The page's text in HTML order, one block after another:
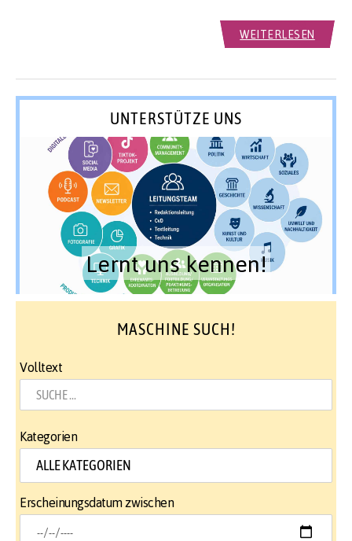
WEITERLESEN
UNTERSTÜTZE UNS
Lernt uns kennen!
MASCHINE SUCH!
Volltext
Kategorien
Erscheinungsdatum zwischen